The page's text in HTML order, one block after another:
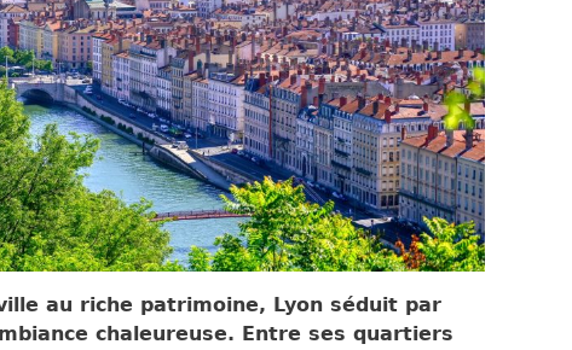
au riche patrimoine, Lyon séduit par
chaleureuse. Entre ses quartiers